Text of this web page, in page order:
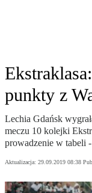
punkty z
Lechia Gdańsk
meczu 10 kolejki
prowadzenie w tabeli
Aktualizacja: 29.09.2019 08:38